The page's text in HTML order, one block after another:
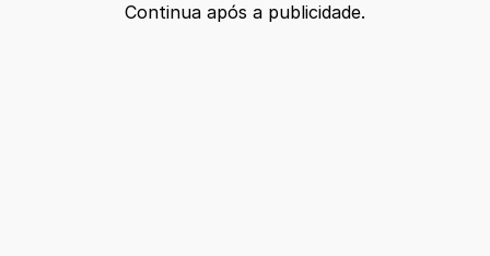
Continua após a publicidade.